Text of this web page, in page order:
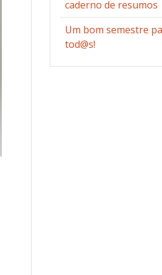
caderno de resumos
Um bom semestre
tod@s!